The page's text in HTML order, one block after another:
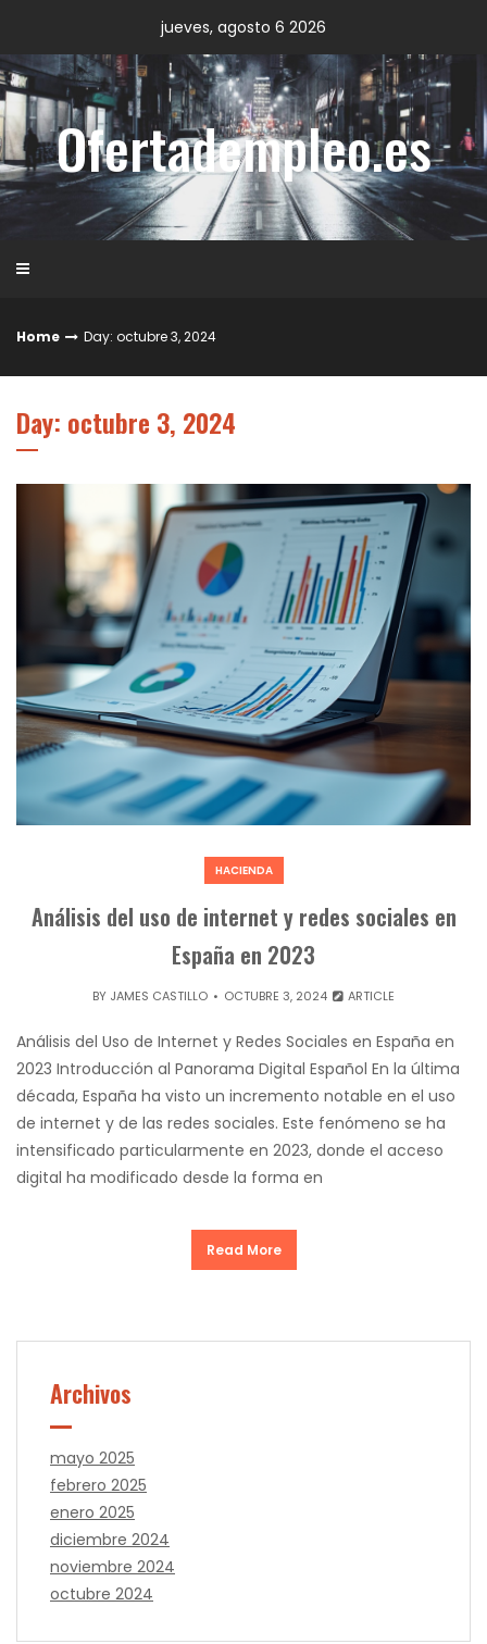
content
jueves, agosto 6 2026
Ofertadempleo.es
Home Day: octubre 3, 2024
Day: octubre 3, 2024
HACIENDA
Análisis del uso de internet y redes sociales en
España en 2023
BY JAMES CASTILLO OCTUBRE 3, 2024 ARTICLE
Análisis del Uso de Internet y Redes Sociales en España en
2023 Introducción al Panorama Digital Español En la última
década, España ha visto un incremento notable en el uso
de internet y de las redes sociales. Este fenómeno se ha
intensificado particularmente en 2023, donde el acceso
digital ha modificado desde la forma en
Read More
Archivos
mayo 2025
febrero 2025
enero 2025
diciembre 2024
noviembre 2024
octubre 2024